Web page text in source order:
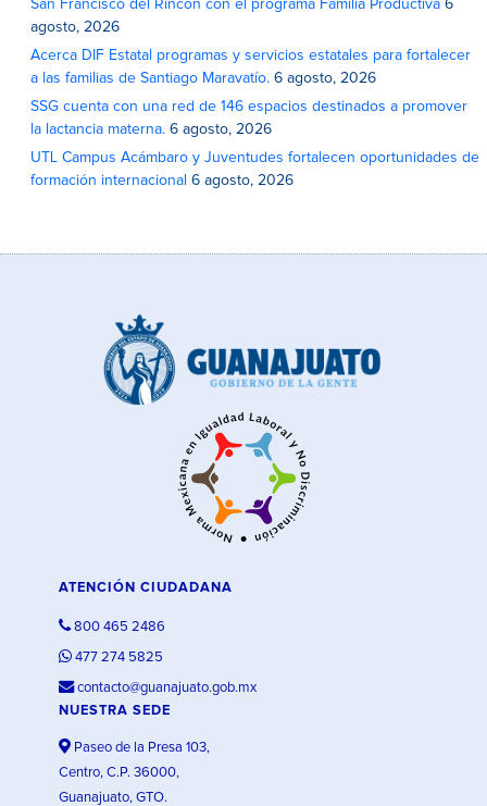
San Francisco del Rincón con el programa Familia Productiva 6
agosto, 2026
Acerca DIF Estatal programas y servicios estatales para fortalecer
a las familias de Santiago Maravatío. 6 agosto, 2026
SSG cuenta con una red de 146 espacios destinados a promover
la lactancia materna. 6 agosto, 2026
UTL Campus Acámbaro y Juventudes fortalecen oportunidades de
formación internacional 6 agosto, 2026
ATENCIÓN CIUDADANA
800 465 2486
477 274 5825
contacto@guanajuato.gob.mx
NUESTRA SEDE
Paseo de la Presa 103,
Centro, C.P. 36000,
Guanajuato, GTO.